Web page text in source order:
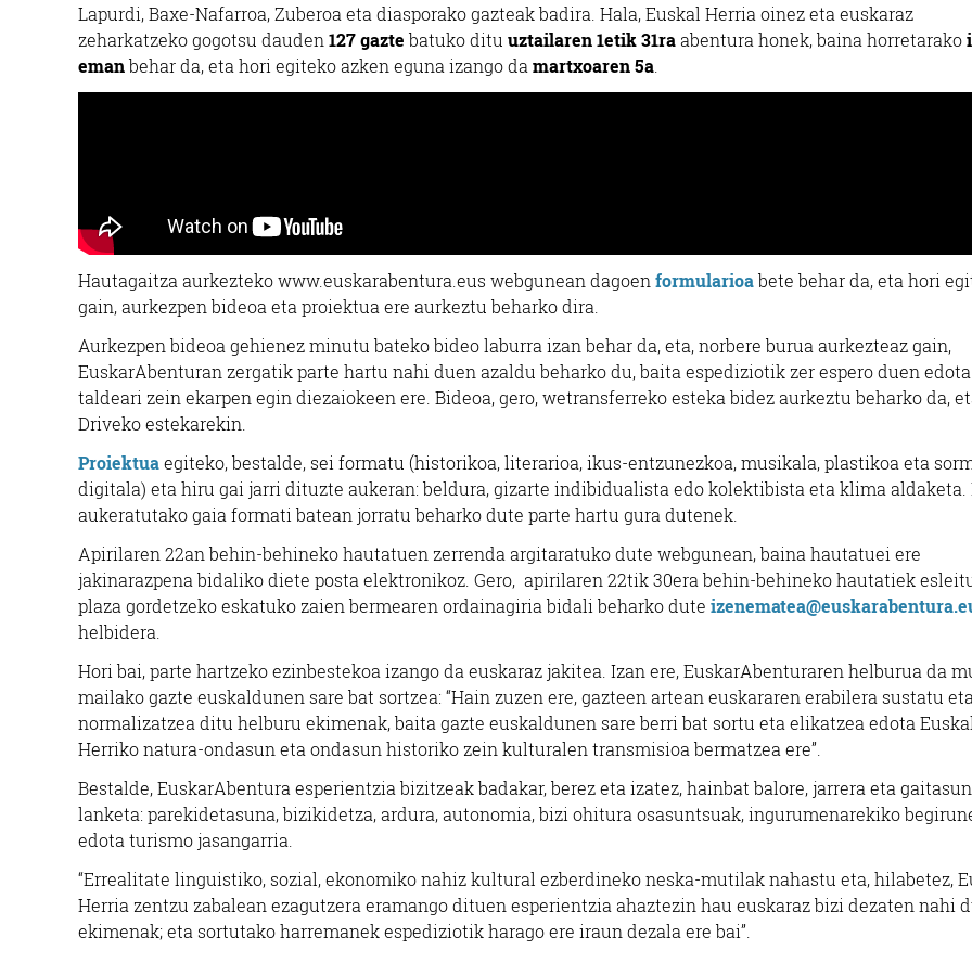
Lapurdi, Baxe-Nafarroa, Zuberoa eta diasporako gazteak badira. Hala, Euskal Herria oinez eta euskaraz
zeharkatzeko gogotsu dauden 127 gazte batuko ditu uztailaren 1etik 31raabentura honek, baina horretarako
emanbehar da, eta hori egiteko azken eguna izango da martxoaren 5a
Hautagaitza aurkezteko www.euskarabentura.eus webgunean dagoen formularioabete behar da, eta hori
gain, aurkezpen bideoa eta proiektua ere aurkeztu beharko dira.
Aurkezpen bideoa gehienez minutu bateko bideo laburra izan behar da, eta, norbere burua aurkezteaz gain,
EuskarAbenturan zergatik parte hartu nahi duen azaldu beharko du, baita espediziotik zer espero duen edota
taldeari zein ekarpen egin diezaiokeen ere. Bideoa, gero, wetransferreko esteka bidez aurkeztu beharko da,
Driveko estekarekin.
Proiektuaegiteko, bestalde, sei formatu (historikoa, literarioa, ikus-entzunezkoa, musikala, plastikoa eta
digitala) eta hiru gai jarri dituzte aukeran: beldura, gizarte indibidualista edo kolektibista eta klima aldaketa.
aukeratutako gaia formati batean jorratu beharko dute parte hartu gura dutenek.
Apirilaren 22an behin-behineko hautatuen zerrenda argitaratuko dute webgunean, baina hautatuei ere
jakinarazpena bidaliko diete posta elektronikoz. Gero, apirilaren 22tik 30era behin-behineko hautatiek
plaza gordetzeko eskatuko zaien bermearen ordainagiria bidali beharko dute
helbidera.
Hori bai, parte hartzeko ezinbestekoa izango da euskaraz jakitea. Izan ere, EuskarAbenturaren helburua da
mailako gazte euskaldunen sare bat sortzea: “Hain zuzen ere, gazteen artean euskararen erabilera sustatu eta
normalizatzea ditu helburu ekimenak, baita gazte euskaldunen sare berri bat sortu eta elikatzea edota Euskal
Herriko natura-ondasun eta ondasun historiko zein kulturalen transmisioa bermatzea ere”.
Bestalde, EuskarAbentura esperientzia bizitzeak badakar, berez eta izatez, hainbat balore, jarrera eta
lanketa: parekidetasuna, bizikidetza, ardura, autonomia, bizi ohitura osasuntsuak, ingurumenarekiko
edota turismo jasangarria.
“Errealitate linguistiko, sozial, ekonomiko nahiz kultural ezberdineko neska-mutilak nahastu eta, hilabetez,
Herria zentzu zabalean ezagutzera eramango dituen esperientzia ahaztezin hau euskaraz bizi dezaten nahi
ekimenak; eta sortutako harremanek espediziotik harago ere iraun dezala ere bai”.